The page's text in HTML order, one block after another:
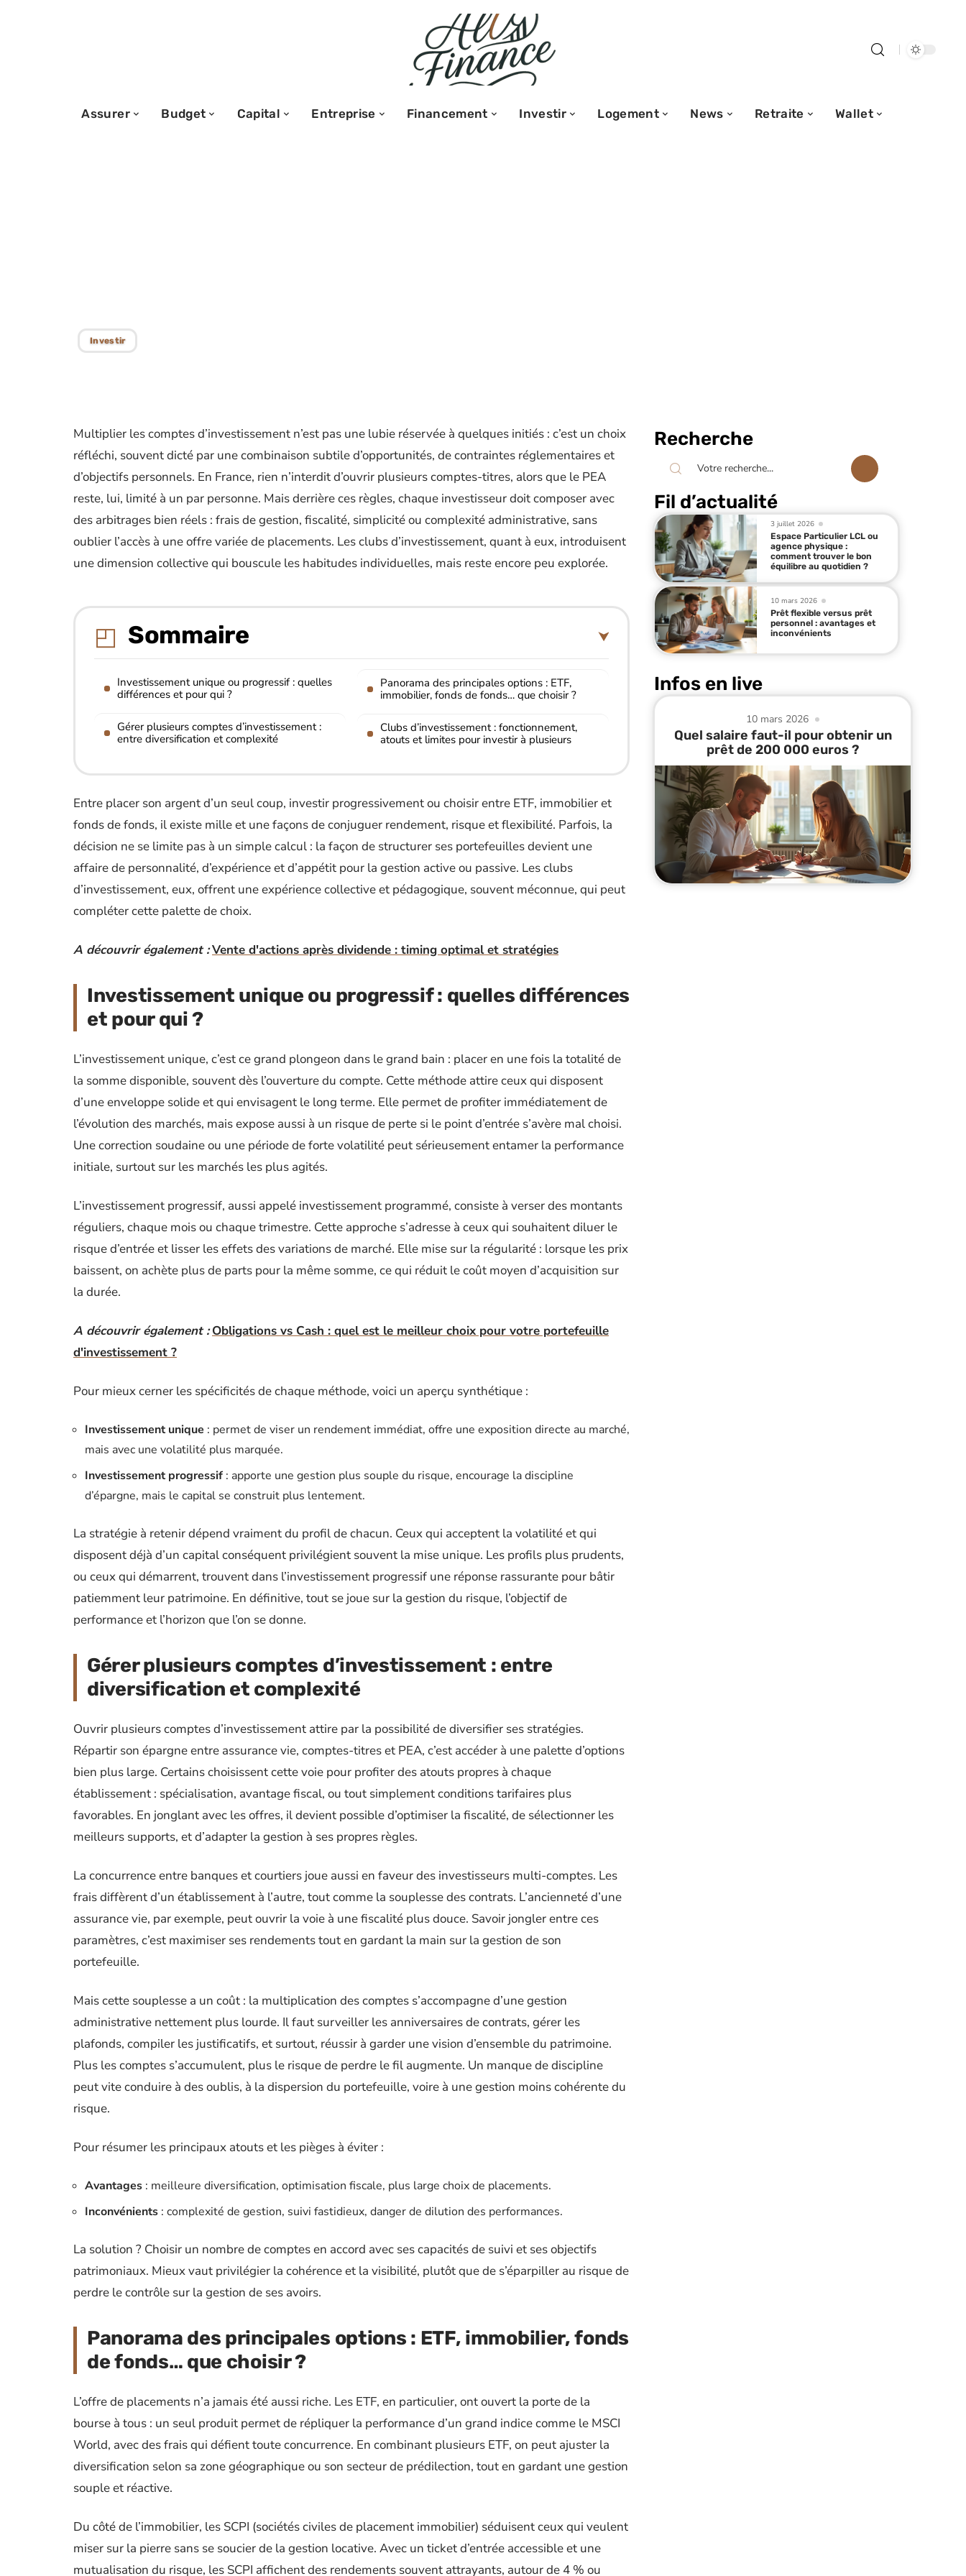
Assurer Budget Capital Entreprise Financement Investir Logement News Retraite Wallet
Investir
Multiplier les comptes d’investissement n’est pas une lubie réservée à quelques initiés : c’est un choix
réfléchi, souvent dicté par une combinaison subtile d’opportunités, de contraintes réglementaires et
d’objectifs personnels. En France, rien n’interdit d’ouvrir plusieurs comptes-titres, alors que le PEA
reste, lui, limité à un par personne. Mais derrière ces règles, chaque investisseur doit composer avec
des arbitrages bien réels : frais de gestion, fiscalité, simplicité ou complexité administrative, sans
oublier l’accès à une offre variée de placements. Les clubs d’investissement, quant à eux, introduisent
une dimension collective qui bouscule les habitudes individuelles, mais reste encore peu explorée.
Sommaire
Investissement unique ou progressif : quelles
différences et pour qui ?
Gérer plusieurs comptes d’investissement :
entre diversification et complexité
Panorama des principales options : ETF,
immobilier, fonds de fonds… que choisir ?
Clubs d’investissement : fonctionnement,
atouts et limites pour investir à plusieurs
Entre placer son argent d’un seul coup, investir progressivement ou choisir entre ETF, immobilier et
fonds de fonds, il existe mille et une façons de conjuguer rendement, risque et flexibilité. Parfois, la
décision ne se limite pas à un simple calcul : la façon de structurer ses portefeuilles devient une
affaire de personnalité, d’expérience et d’appétit pour la gestion active ou passive. Les clubs
d’investissement, eux, offrent une expérience collective et pédagogique, souvent méconnue, qui peut
compléter cette palette de choix.
A découvrir également :Vente d'actions après dividende : timing optimal et stratégies
Investissement unique ou progressif : quelles différences
et pour qui ?
L’investissement unique, c’est ce grand plongeon dans le grand bain : placer en une fois la totalité de
la somme disponible, souvent dès l’ouverture du compte. Cette méthode attire ceux qui disposent
d’une enveloppe solide et qui envisagent le long terme. Elle permet de profiter immédiatement de
l’évolution des marchés, mais expose aussi à un risque de perte si le point d’entrée s’avère mal choisi.
Une correction soudaine ou une période de forte volatilité peut sérieusement entamer la performance
initiale, surtout sur les marchés les plus agités.
L’investissement progressif, aussi appelé investissement programmé, consiste à verser des montants
réguliers, chaque mois ou chaque trimestre. Cette approche s’adresse à ceux qui souhaitent diluer le
risque d’entrée et lisser les effets des variations de marché. Elle mise sur la régularité : lorsque les prix
baissent, on achète plus de parts pour la même somme, ce qui réduit le coût moyen d’acquisition sur
la durée.
A découvrir également : Obligations vs Cash : quel est le meilleur choix pour votre portefeuille
d'investissement ?
Pour mieux cerner les spécificités de chaque méthode, voici un aperçu synthétique :
Investissement unique : permet de viser un rendement immédiat, offre une exposition directe au marché,
mais avec une volatilité plus marquée.
Investissement progressif : apporte une gestion plus souple du risque, encourage la discipline
d’épargne, mais le capital se construit plus lentement.
La stratégie à retenir dépend vraiment du profil de chacun. Ceux qui acceptent la volatilité et qui
disposent déjà d’un capital conséquent privilégient souvent la mise unique. Les profils plus prudents,
ou ceux qui démarrent, trouvent dans l’investissement progressif une réponse rassurante pour bâtir
patiemment leur patrimoine. En définitive, tout se joue sur la gestion du risque, l’objectif de
performance et l’horizon que l’on se donne.
Gérer plusieurs comptes d’investissement : entre
diversification et complexité
Ouvrir plusieurs comptes d’investissement attire par la possibilité de diversifier ses stratégies.
Répartir son épargne entre assurance vie, comptes-titres et PEA, c’est accéder à une palette d’options
bien plus large. Certains choisissent cette voie pour profiter des atouts propres à chaque
établissement : spécialisation, avantage fiscal, ou tout simplement conditions tarifaires plus
favorables. En jonglant avec les offres, il devient possible d’optimiser la fiscalité, de sélectionner les
meilleurs supports, et d’adapter la gestion à ses propres règles.
La concurrence entre banques et courtiers joue aussi en faveur des investisseurs multi-comptes. Les
frais diffèrent d’un établissement à l’autre, tout comme la souplesse des contrats. L’ancienneté d’une
assurance vie, par exemple, peut ouvrir la voie à une fiscalité plus douce. Savoir jongler entre ces
paramètres, c’est maximiser ses rendements tout en gardant la main sur la gestion de son
portefeuille.
Mais cette souplesse a un coût : la multiplication des comptes s’accompagne d’une gestion
administrative nettement plus lourde. Il faut surveiller les anniversaires de contrats, gérer les
plafonds, compiler les justificatifs, et surtout, réussir à garder une vision d’ensemble du patrimoine.
Plus les comptes s’accumulent, plus le risque de perdre le fil augmente. Un manque de discipline
peut vite conduire à des oublis, à la dispersion du portefeuille, voire à une gestion moins cohérente du
risque.
Pour résumer les principaux atouts et les pièges à éviter :
Avantages : meilleure diversification, optimisation fiscale, plus large choix de placements.
Inconvénients : complexité de gestion, suivi fastidieux, danger de dilution des performances.
La solution ? Choisir un nombre de comptes en accord avec ses capacités de suivi et ses objectifs
patrimoniaux. Mieux vaut privilégier la cohérence et la visibilité, plutôt que de s’éparpiller au risque de
perdre le contrôle sur la gestion de ses avoirs.
Panorama des principales options : ETF, immobilier, fonds
de fonds… que choisir ?
L’offre de placements n’a jamais été aussi riche. Les ETF, en particulier, ont ouvert la porte de la
bourse à tous : un seul produit permet de répliquer la performance d’un grand indice comme le MSCI
World, avec des frais qui défient toute concurrence. En combinant plusieurs ETF, on peut ajuster la
diversification selon sa zone géographique ou son secteur de prédilection, tout en gardant une gestion
souple et réactive.
Du côté de l’immobilier, les SCPI (sociétés civiles de placement immobilier) séduisent ceux qui veulent
miser sur la pierre sans se soucier de la gestion locative. Avec un ticket d’entrée accessible et une
mutualisation du risque, les SCPI affichent des rendements souvent attrayants, autour de 4 % ou
Recherche
Fil d’actualité
3 juillet 2026
Espace Particulier LCL ou
agence physique :
comment trouver le bon
équilibre au quotidien ?
10 mars 2026
Prêt flexible versus prêt
personnel : avantages et
inconvénients
Infos en live
10 mars 2026
Quel salaire faut-il pour obtenir un
prêt de 200 000 euros ?